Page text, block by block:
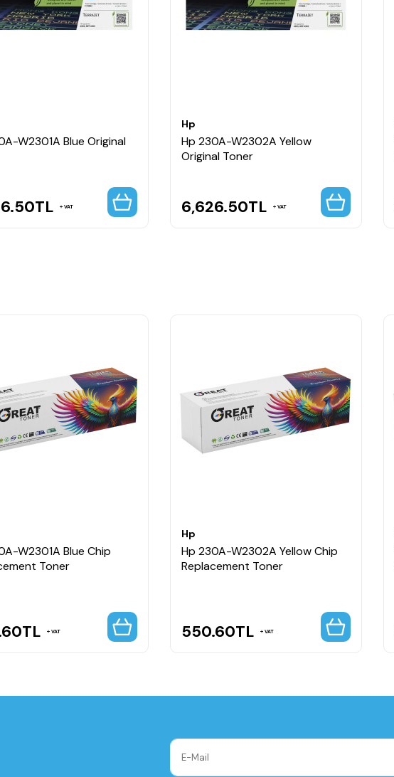
baskısı sağlar.
sunar.
W2301A Blue Original
TL VAT
Hp
Hp 230A-W2302A Yellow
Original Toner
6,626.50TL VAT
W2301A Blue Chip
Toner
TL VAT
Hp
Hp 230A-W2302A Yellow Chip
Replacement Toner
550.60TL VAT